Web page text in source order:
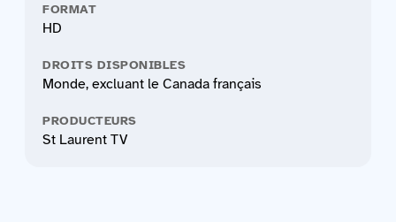
FORMAT
HD
DROITS DISPONIBLES
Monde, excluant le Canada français
PRODUCTEURS
St Laurent TV